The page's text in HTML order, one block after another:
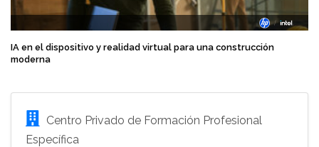
IA en el dispositivo y realidad virtual para una construcción
moderna
Centro Privado de Formación Profesional
Específica